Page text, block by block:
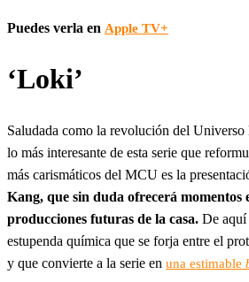
Puedes verla en Apple TV+
‘Loki’
Saludada como la revolución del
lo más interesante de esta serie que
más carismáticos del MCU es la
Kang, que sin duda ofrecerá momentos
producciones futuras de la casa. De aquí
estupenda química que se forja entre el
y que convierte a la serie en una estimable